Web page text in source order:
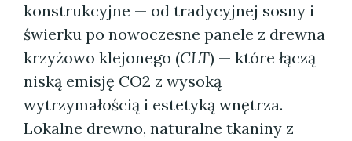
konstrukcyjne — od tradycyjnej sosny i
świerku po nowoczesne panele z drewna
krzyżowo klejonego (CLT) — które łączą
niską emisję CO2 z wysoką
wytrzymałością i estetyką wnętrza.
Lokalne drewno, naturalne tkaniny z